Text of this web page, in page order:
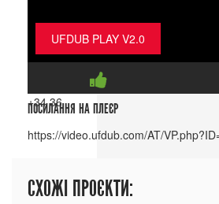
UFDUB PLAY V2.0
+34 36
ПОСИЛАННЯ НА ПЛЕЄР
СХОЖІ ПРОЄКТИ: